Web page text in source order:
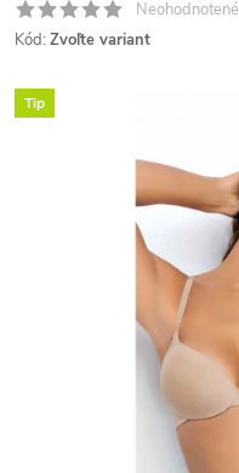
Neohodnotené
Kód: Zvoľte variant
Tip